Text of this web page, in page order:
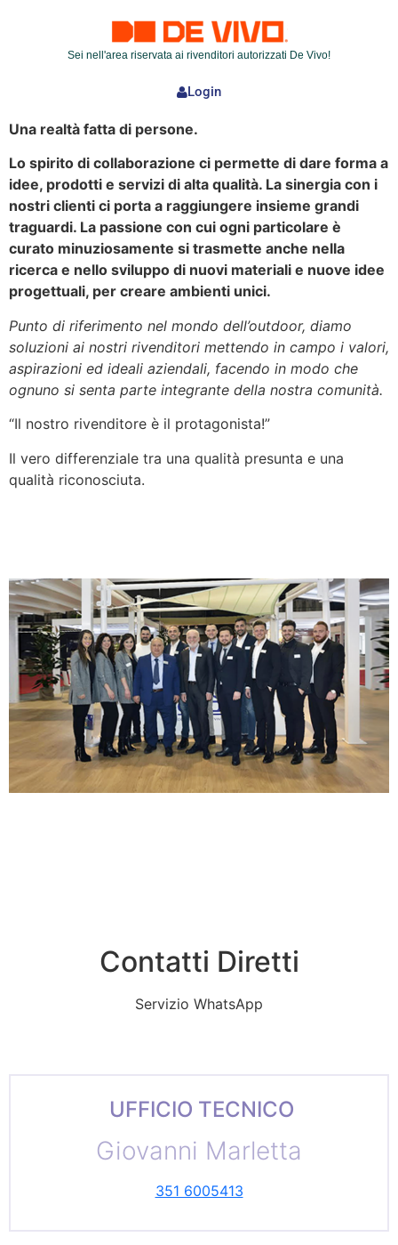
Sei nell'area riservata ai rivenditori autorizzati De Vivo!
Login
Una realtà fatta di persone.
Lo spirito di collaborazione ci permette di dare forma a
idee, prodotti e servizi di alta qualità. La sinergia con i
nostri clienti ci porta a raggiungere insieme grandi
traguardi. La passione con cui ogni particolare è
curato minuziosamente si trasmette anche nella
ricerca e nello sviluppo di nuovi materiali e nuove idee
progettuali, per creare ambienti unici.
Punto di riferimento nel mondo dell’outdoor, diamo
soluzioni ai nostri rivenditori mettendo in campo i valori,
aspirazioni ed ideali aziendali, facendo in modo che
ognuno si senta parte integrante della nostra comunità.
“Il nostro rivenditore è il protagonista!”
Il vero differenziale tra una qualità presunta e una
qualità riconosciuta.
Contatti Diretti
Servizio WhatsApp
UFFICIO TECNICO
Giovanni Marletta
351 6005413